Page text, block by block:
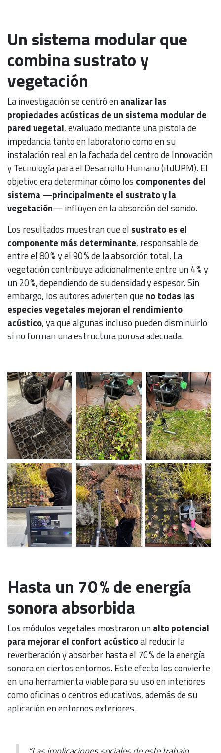
Un sistema modular que
combina sustrato y
vegetación
La investigación se centró enanalizar las
propiedades acústicas de un sistema modular de
pared vegetal, evaluado mediante una pistola de
impedancia tanto en laboratorio como en su
instalación real en la fachada del centro de Innovación
y Tecnología para el Desarrollo Humano (itdUPM). El
objetivo era determinar cómo los componentes del
sistema —principalmente el sustrato y la
vegetación— influyen en la absorción del sonido.
Los resultados muestran que el sustrato es el
componente más determinante, responsable de
entre el 80 % y el 90 % de la absorción total. La
vegetación contribuye adicionalmente entre un 4 % y
un 20 %, dependiendo de su densidad y espesor. Sin
embargo, los autores advierten queno todas las
especies vegetales mejoran el rendimiento
acústico, ya que algunas incluso pueden disminuirlo
si no forman una estructura porosa adecuada.
Hasta un 70 % de energía
sonora absorbida
Los módulos vegetales mostraron unalto potencial
para mejorar el confort acústicoal reducir la
reverberación y absorber hasta el 70 % de la energía
sonora en ciertos entornos. Este efecto los convierte
en una herramienta viable para su uso en interiores
como oficinas o centros educativos, además de su
aplicación en entornos exteriores.